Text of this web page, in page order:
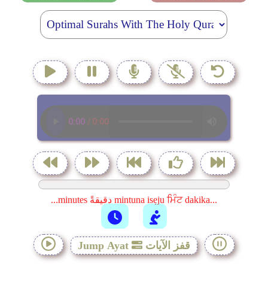
...minutes دقيقةً mintuna isẹju ਮਿੰਟ dakika...
Jump Ayat قفز الآيات